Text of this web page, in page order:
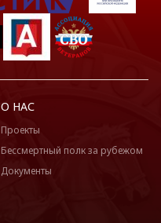
О НАС
Проекты
Бессмертный полк за рубежом
Документы